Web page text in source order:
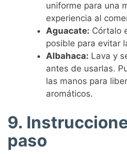
uniforme para una
experiencia al
Aguacate: Córtalo
posible para evitar
Albahaca: Lava y
antes de usarlas.
las manos para
aromáticos.
9.
paso